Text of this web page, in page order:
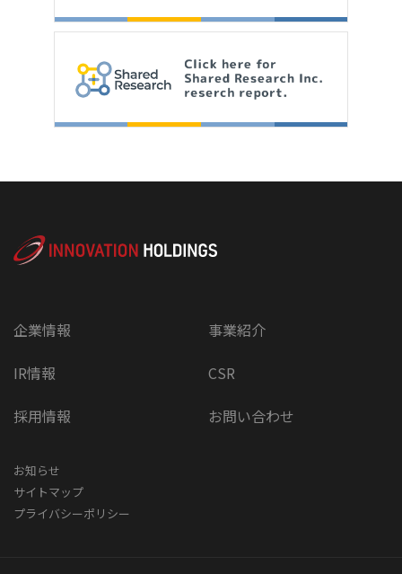
企業情報
事業紹介
IR情報
CSR
採用情報
お問い合わせ
お知らせ
サイトマップ
プライバシーポリシー